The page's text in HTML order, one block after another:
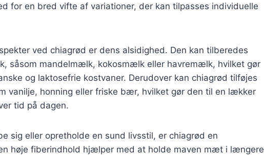
for en bred vifte af variationer, der kan tilpasses individuelle
ved chiagrød er dens alsidighed. Den kan tilberedes
såsom mandelmælk, kokosmælk eller havremælk, hvilket gør
og laktosefrie kostvaner. Derudover kan chiagrød tilføjes
vanilje, honning eller friske bær, hvilket gør den til en lækker
tid på dagen.
sig eller opretholde en sund livsstil, er chiagrød en
høje fiberindhold hjælper med at holde maven mæt i længere